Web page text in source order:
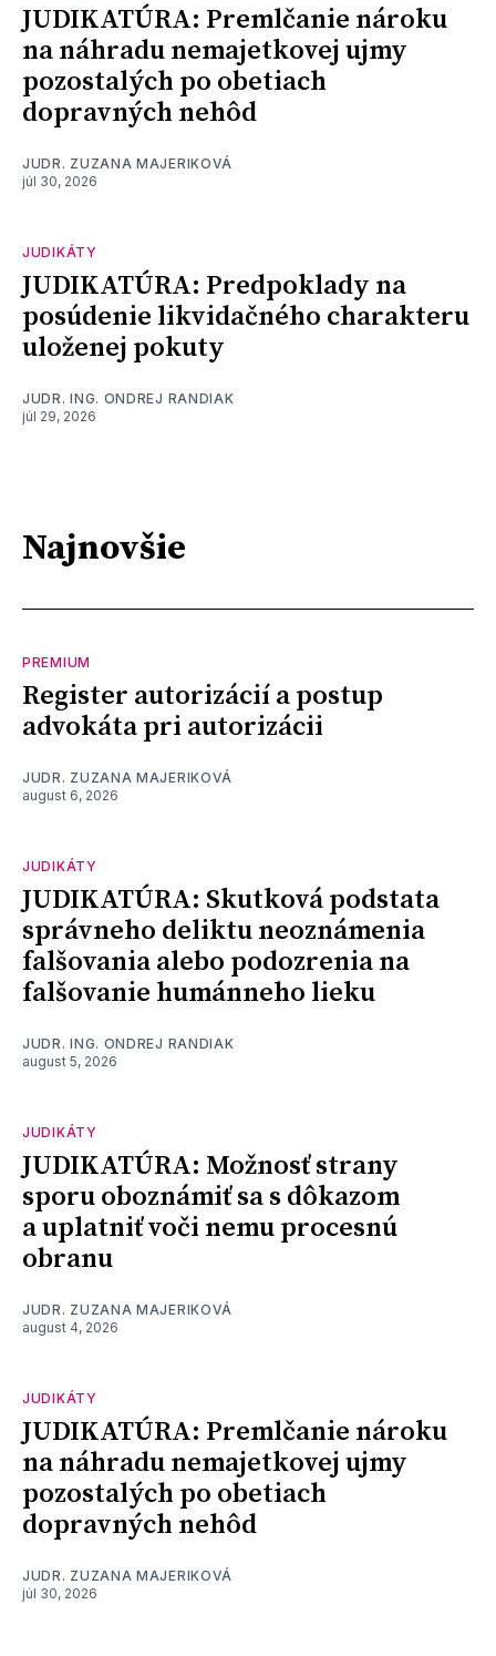
JUDIKATÚRA: Premlčanie nároku
na náhradu nemajetkovej ujmy
pozostalých po obetiach
dopravných nehôd
JUDR. ZUZANA MAJERIKOVÁ
júl 30, 2026
JUDIKÁTY
JUDIKATÚRA: Predpoklady na
posúdenie likvidačného charakteru
uloženej pokuty
JUDR. ING. ONDREJ RANDIAK
júl 29, 2026
Najnovšie
PREMIUM
Register autorizácií a postup
advokáta pri autorizácii
JUDR. ZUZANA MAJERIKOVÁ
august 6, 2026
JUDIKÁTY
JUDIKATÚRA: Skutková podstata
správneho deliktu neoznámenia
falšovania alebo podozrenia na
falšovanie humánneho lieku
JUDR. ING. ONDREJ RANDIAK
august 5, 2026
JUDIKÁTY
JUDIKATÚRA: Možnosť strany
sporu oboznámiť sa s dôkazom
a uplatniť voči nemu procesnú
obranu
JUDR. ZUZANA MAJERIKOVÁ
august 4, 2026
JUDIKÁTY
JUDIKATÚRA: Premlčanie nároku
na náhradu nemajetkovej ujmy
pozostalých po obetiach
dopravných nehôd
JUDR. ZUZANA MAJERIKOVÁ
júl 30, 2026